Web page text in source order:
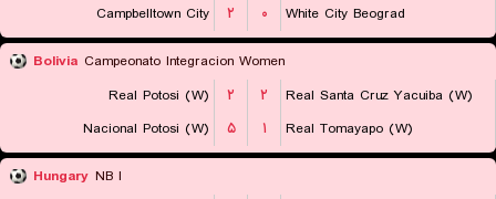
Campbelltown City
۲ ۰ White City Beograd
Bolivia Campeonato Integracion Women
Real Potosi (W)
۲ ۲
Real Santa Cruz Yacuiba (W)
Nacional Potosi (W)
۵ ۱ Real Tomayapo (W)
Hungary NB I